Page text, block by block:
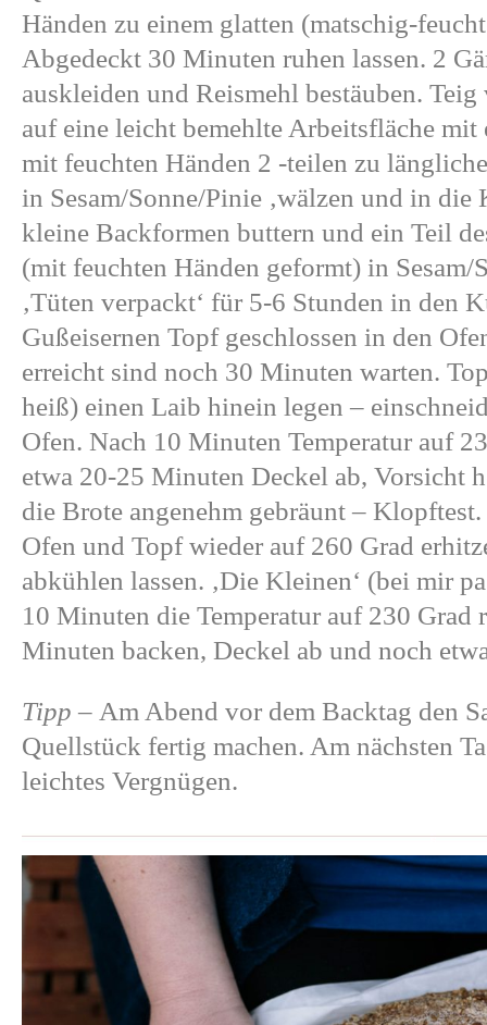
Händen zu einem glatten (matschig-
Abgedeckt 30 Minuten ruhen lassen. 2
auskleiden und Reismehl bestäuben.
auf eine leicht bemehlte Arbeitsfläche mit
mit feuchten Händen 2 -teilen zu
in Sesam/Sonne/Pinie ‚wälzen und in
kleine Backformen buttern und ein Teil
(mit feuchten Händen geformt) in Sesam/
‚Tüten verpackt‘ für 5-6 Stunden in den
Gußeisernen Topf geschlossen in den
erreicht sind noch 30 Minuten warten.
heiß) einen Laib hinein legen –
Ofen. Nach 10 Minuten Temperatur auf
etwa 20-25 Minuten Deckel ab, Vorsicht
die Brote angenehm gebräunt –
Ofen und Topf wieder auf 260 Grad
abkühlen lassen. ‚Die Kleinen‘ (bei mir
10 Minuten die Temperatur auf 230 Grad
Minuten backen, Deckel ab und noch
Tipp – Am Abend vor dem Backtag den
Quellstück fertig machen. Am nächsten
leichtes Vergnügen.